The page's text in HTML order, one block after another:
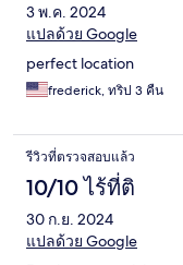
3 พ.ค. 2024
แปลด้วย Google
perfect location
frederick, ทริป 3 คืน
รีวิวที่ตรวจสอบแล้ว
10/10 ไร้ที่ติ
30 ก.ย. 2024
แปลด้วย Google